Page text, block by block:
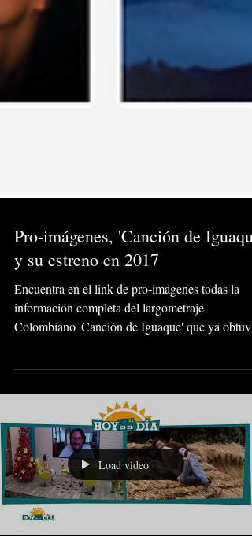
Pro-imágenes, 'Canción de
y su estreno en 2017
Encuentra en el link de pro-imágenes todas la
información completa del largometraje
re
Load video